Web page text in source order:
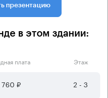
презентацию
в этом здании:
плата Этаж
₽ 2 - 3